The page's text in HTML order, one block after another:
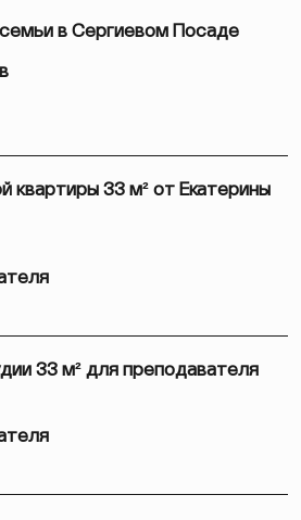
в Сергиевом Посаде
квартиры 33 м² от Екатерины
33 м² для преподавателя